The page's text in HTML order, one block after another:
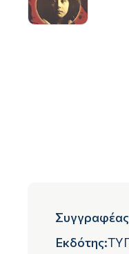
Συγγραφέας
Εκδότης: